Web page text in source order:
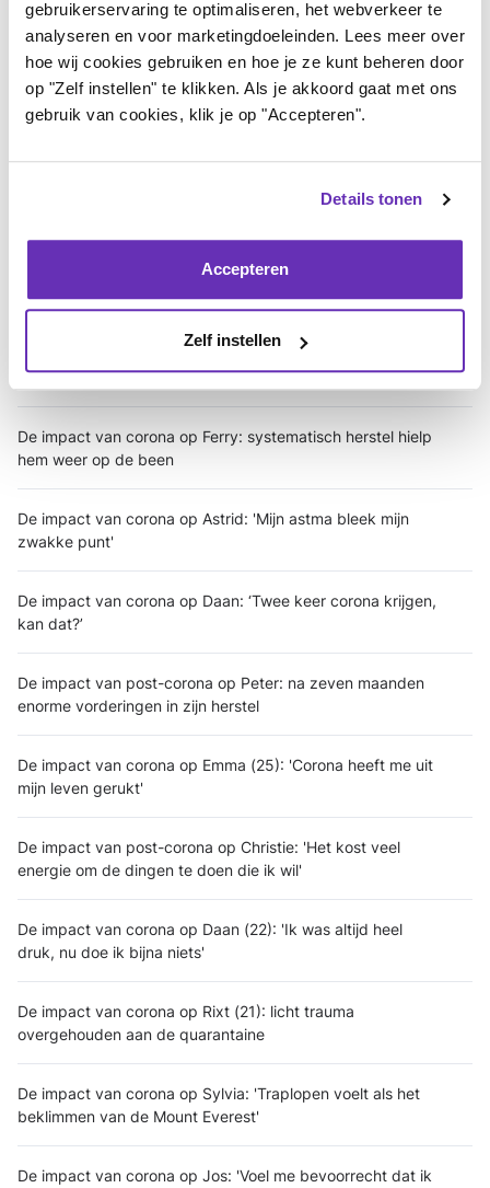
gebruikerservaring te optimaliseren, het webverkeer te
analyseren en voor marketingdoeleinden. Lees meer over
hoe wij cookies gebruiken en hoe je ze kunt beheren door
op "Zelf instellen" te klikken. Als je akkoord gaat met ons
gebruik van cookies, klik je op "Accepteren".
Details tonen
Accepteren
Zelf instellen
Long Covid eindelijk herkend en erkend wordt'
Gezichten achter Long Covid
erkenning en herkenning
De impact van corona op Sanne: hersteld na half jaar
klachten
De impact van corona op Elly: al een jaar intens moe
De impact van corona op Ferry: systematisch herstel hielp
hem weer op de been
De impact van corona op Astrid: 'Mijn astma bleek mijn
zwakke punt'
De impact van corona op Daan: ‘Twee keer corona krijgen,
kan dat?’
De impact van post-corona op Peter: na zeven maanden
enorme vorderingen in zijn herstel
De impact van corona op Emma (25): 'Corona heeft me uit
mijn leven gerukt'
De impact van post-corona op Christie: 'Het kost veel
energie om de dingen te doen die ik wil'
De impact van corona op Daan (22): 'Ik was altijd heel
druk, nu doe ik bijna niets'
De impact van corona op Rixt (21): licht trauma
overgehouden aan de quarantaine
De impact van corona op Sylvia: 'Traplopen voelt als het
beklimmen van de Mount Everest'
De impact van corona op Jos: 'Voel me bevoorrecht dat ik